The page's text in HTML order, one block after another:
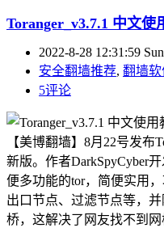
Toranger_v3.7.1 中文使
2022-8-28 12:31:59 Sun
安全翻墙推荐, 翻墙软
5评论
【美博翻墙】8月22号发布
新版。作者DarkSpyCyber
便多功能的tor，简便实用
出口节点、过滤节点等，
桥，这解决了网友找不到